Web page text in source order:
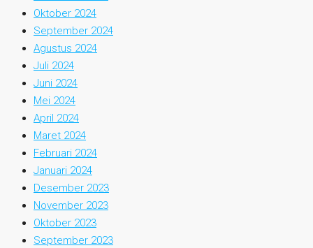
Oktober 2024
September 2024
Agustus 2024
Juli 2024
Juni 2024
Mei 2024
April 2024
Maret 2024
Februari 2024
Januari 2024
Desember 2023
November 2023
Oktober 2023
September 2023